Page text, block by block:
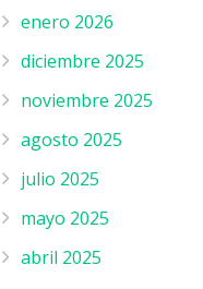
enero 2026
diciembre 2025
noviembre 2025
agosto 2025
julio 2025
mayo 2025
abril 2025